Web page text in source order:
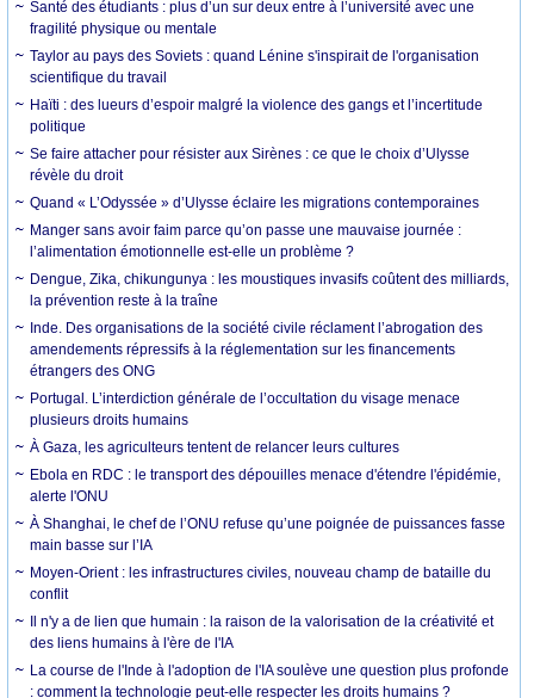
Santé des étudiants : plus d’un sur deux entre à l’université avec une
fragilité physique ou mentale
Taylor au pays des Soviets : quand Lénine s'inspirait de l'organisation
scientifique du travail
Haïti : des lueurs d’espoir malgré la violence des gangs et l’incertitude
politique
Se faire attacher pour résister aux Sirènes : ce que le choix d’Ulysse
révèle du droit
Quand « L’Odyssée » d’Ulysse éclaire les migrations contemporaines
Manger sans avoir faim parce qu’on passe une mauvaise journée :
l’alimentation émotionnelle est-elle un problème ?
Dengue, Zika, chikungunya : les moustiques invasifs coûtent des milliards,
la prévention reste à la traîne
Inde. Des organisations de la société civile réclament l’abrogation des
amendements répressifs à la réglementation sur les financements
étrangers des ONG
Portugal. L’interdiction générale de l’occultation du visage menace
plusieurs droits humains
À Gaza, les agriculteurs tentent de relancer leurs cultures
Ebola en RDC : le transport des dépouilles menace d'étendre l'épidémie,
alerte l'ONU
À Shanghai, le chef de l’ONU refuse qu’une poignée de puissances fasse
main basse sur l’IA
Moyen-Orient : les infrastructures civiles, nouveau champ de bataille du
conflit
Il n'y a de lien que humain : la raison de la valorisation de la créativité et
des liens humains à l'ère de l'IA
La course de l'Inde à l'adoption de l'IA soulève une question plus profonde
: comment la technologie peut-elle respecter les droits humains ?